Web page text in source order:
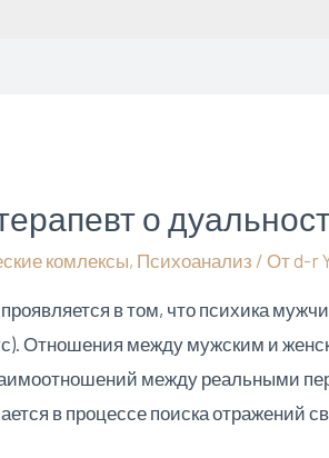
о
комлексы, Психоанализ / Отd-r
в том, что психика
Отношения между мужским и
между реальными
в процессе поиска отражений